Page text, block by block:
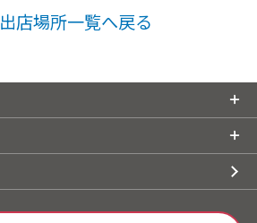
出店場所一覧へ戻る